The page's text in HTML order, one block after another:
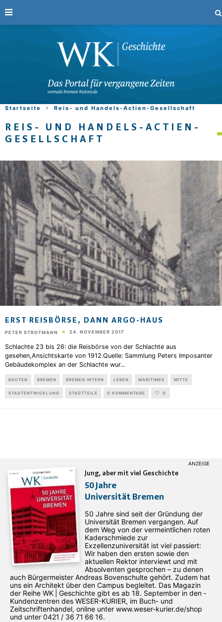
Startseite Reis- und Handels-Actien-Gesellschaft
REIS- UND HANDELS-ACTIEN-
GESELLSCHAFT
ERST REISBÖRSE, DANN ARGO-HAUS
PETER STROTMANN 24. NOVEMBER 2017
Schlachte 23 bis 26: die Reisbörse von der Schlachte aus
gesehen,Ansichtskarte von 1912.Quelle: Sammlung Peters Imposanter
Gebäudekomplex an der Schlachte wur...
BAUTEN BREMEN BREMEN INTERN LEBEN MARITIMES MITTE
STADTENTWICKLUNG STADTTEILE 0 KOMMENTARE 0
Jung, aber mit viel Geschichte
50 Jahre
Universität Bremen
50 Jahre sind seit der Gründung der
Universität Bremen vergangen. Auf
dem Weg von der vermeintlichen roten
Kaderschmiede zur
Exzellenzuniversität ist viel passiert:
Wir haben den ersten sowie den
aktuellen Rektor interviewt und mit
Absolventen gesprochen – zu denen
auch Bürgermeister Andreas Bovenschulte gehört. Zudem hat
uns ein Architekt über den Campus begleitet. Das Magazin
der Reihe WK | Geschichte gibt es ab 18. September in den ­
Kundenzentren des WESER-­KURIER, im Buch- und
Zeitschriftenhandel, online unter www.weser-kurier.de/shop
und unter 0421 / 36 71 66 16.